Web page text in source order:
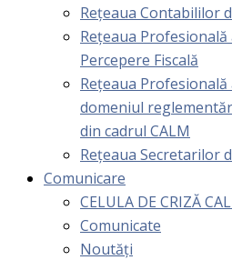
Rețeaua Contabililor
Rețeaua
Percepere Fiscală
Reţeaua
domeniul
din cadrul CALM
Rețeaua Secretarilor
Comunicare
CELULA DE CRIZĂ
Comunicate
Noutăți